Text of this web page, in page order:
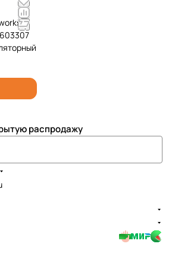
распродажу